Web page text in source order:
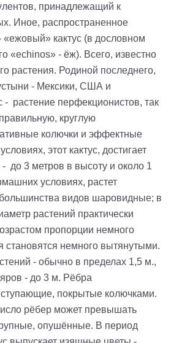
принадлежащий к
Иное, распространенное
«ежовый» кактус (в дословном
«echinos» - ёж). Всего, известно
растения. Родиной последнего,
- Мексики, США и
- растение перфекционистов, так
круглую
колючки и эффектные
этот кактус, достигает
- до 3 метров в высоту и около 1
условиях, растет
видов шаровидные; в
растений практически
пропорции немного
становятся немного вытянутыми.
- обычно в пределах 1,5 м.,
- до 3 м. Рёбра
покрытые колючками.
рёбер может превышать
опушённые. В период